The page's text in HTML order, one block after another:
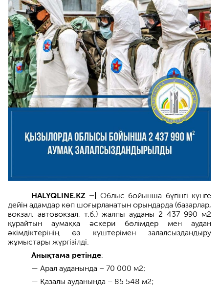
HALYQLINE.KZ –| Облыс бойынша бүгінгі күнге
дейін адамдар көп шоғырланатын орындарда (базарлар,
вокзал, автовокзал, т.б.) жалпы ауданы 2 437 990 м2
құрайтын аумаққа әскери бөлімдер мен аудан
әкімдіктерінің өз күштерімен залалсыздандыру
жұмыстары жүргізілді.
Анықтама ретінде:
— Арал ауданында – 70 000 м2;
— Қазалы ауданында – 85 548 м2;